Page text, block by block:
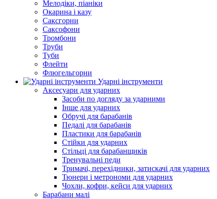
Мелодіки, піаніки
Окарина і казу
Саксгорни
Саксофони
Тромбони
Труби
Туби
Флейти
Флюгельгорни
Ударні інструменти
Аксесуари для ударних
Засоби по догляду за ударними
Інше для ударних
Обручі для барабанів
Педалі для барабанів
Пластики для барабанів
Стійки для ударних
Стільці для барабанщиків
Тренувальні педи
Тримачі, перехідники, затискачі для ударних
Тюнери і метрономи для ударних
Чохли, кофри, кейси для ударних
Барабани малі